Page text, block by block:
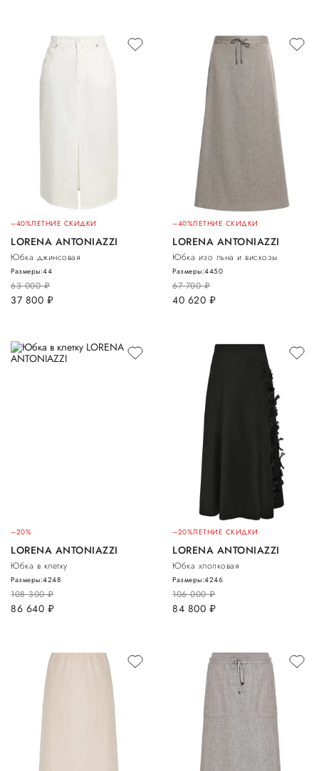
–40%ЛЕТНИЕ СКИДКИ
LORENA ANTONIAZZI
Юбка джинсовая
63 000руб.
37 800 руб.
Размеры:44
–40%ЛЕТНИЕ СКИДКИ
LORENA ANTONIAZZI
Юбка изо льна и вискозы
67 700руб.
40 620 руб.
Размеры:4450
–20%
LORENA ANTONIAZZI
Юбка в клетку
108 300руб.
86 640 руб.
Размеры:4248
–20%ЛЕТНИЕ СКИДКИ
LORENA ANTONIAZZI
Юбка хлопковая
106 000руб.
84 800 руб.
Размеры:4246